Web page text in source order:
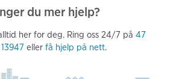
du mer hjelp?
her for deg. Ring oss 24/7 på 47
eller få hjelp på nett.